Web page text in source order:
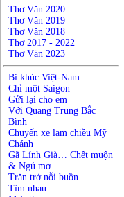
Thơ Văn 2020
Thơ Văn 2019
Thơ Văn 2018
Thơ 2017 - 2022
Thơ Văn 2023
Bi khúc Việt-Nam
Chỉ một Saigon
Gửi lại cho em
Với Quang Trung Bắc
Bình
Chuyến xe lam chiều Mỹ
Chánh
Gã Lính Già… Chết muộn
& Ngủ mơ
Trăn trở nỗi buồn
Tìm nhau